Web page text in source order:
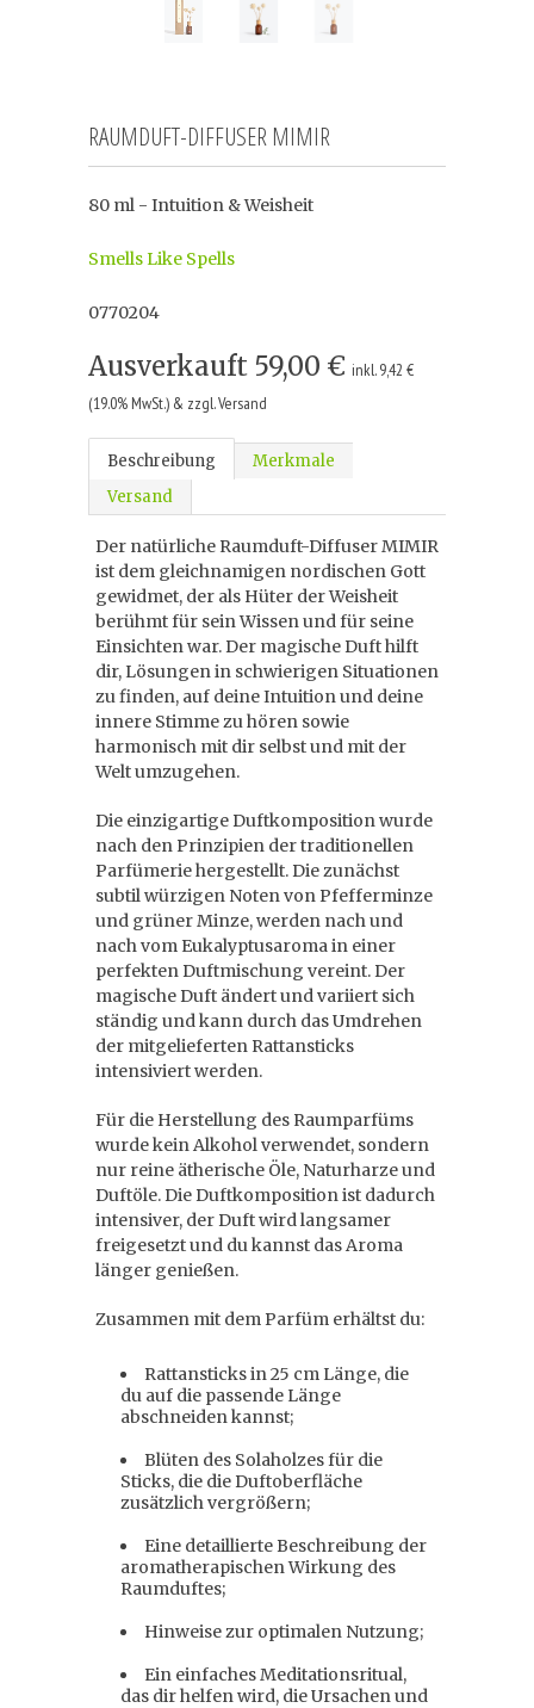
RAUMDUFT-DIFFUSER MIMIR
80 ml - Intuition & Weisheit
Smells Like Spells
0770204
Ausverkauft 59,00 € inkl. 9,42 €
(19.0% MwSt.) & zzgl. Versand
Beschreibung
Merkmale
Versand
Der natürliche Raumduft-Diffuser MIMIR
ist dem gleichnamigen nordischen Gott
gewidmet, der als Hüter der Weisheit
berühmt für sein Wissen und für seine
Einsichten war. Der magische Duft hilft
dir, Lösungen in schwierigen Situationen
zu finden, auf deine Intuition und deine
innere Stimme zu hören sowie
harmonisch mit dir selbst und mit der
Welt umzugehen.
Die einzigartige Duftkomposition wurde
nach den Prinzipien der traditionellen
Parfümerie hergestellt. Die zunächst
subtil würzigen Noten von Pfefferminze
und grüner Minze, werden nach und
nach vom Eukalyptusaroma in einer
perfekten Duftmischung vereint. Der
magische Duft ändert und variiert sich
ständig und kann durch das Umdrehen
der mitgelieferten Rattansticks
intensiviert werden.
Für die Herstellung des Raumparfüms
wurde kein Alkohol verwendet, sondern
nur reine ätherische Öle, Naturharze und
Duftöle. Die Duftkomposition ist dadurch
intensiver, der Duft wird langsamer
freigesetzt und du kannst das Aroma
länger genießen.
Zusammen mit dem Parfüm erhältst du:
Rattansticks in 25 cm Länge, die
du auf die passende Länge
abschneiden kannst;
Blüten des Solaholzes für die
Sticks, die die Duftoberfläche
zusätzlich vergrößern;
Eine detaillierte Beschreibung der
aromatherapischen Wirkung des
Raumduftes;
Hinweise zur optimalen Nutzung;
Ein einfaches Meditationsritual,
das dir helfen wird, die Ursachen und